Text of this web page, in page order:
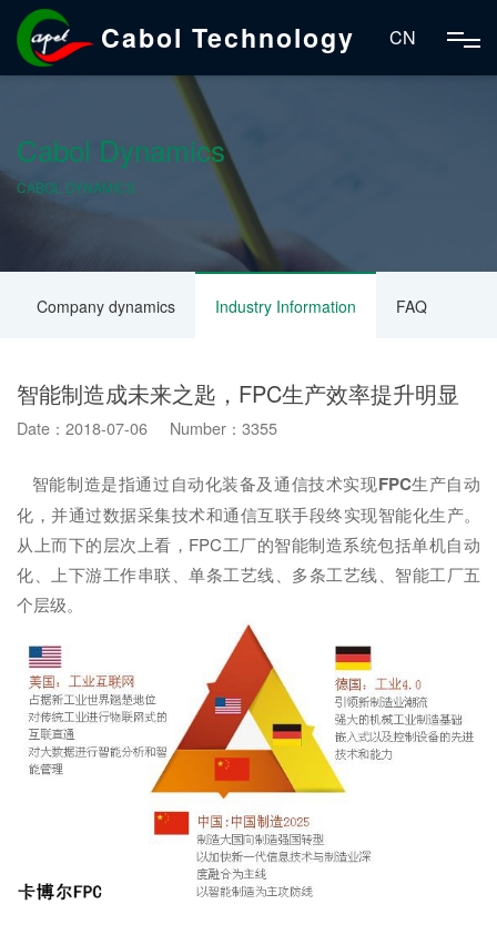
Cabol Technology CN
Cabol Dynamics
CABOL DYNAMICS
Company dynamics Industry Information FAQ
智能制造成未来之匙，FPC生产效率提升明显
Date：2018-07-06 Number：3355
智能制造是指通过自动化装备及通信技术实现FPC生产自动
化，并通过数据采集技术和通信互联手段终实现智能化生产。
从上而下的层次上看，FPC工厂的智能制造系统包括单机自动
化、上下游工作串联、单条工艺线、多条工艺线、智能工厂五
个层级。